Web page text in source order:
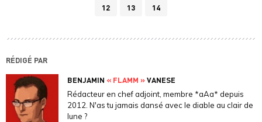
12
13 14
RÉDIGÉ PAR
BENJAMIN « FLAMM »VANESE
Rédacteur en chef adjoint, membre *aAa* depuis
2012. N'as tu jamais dansé avec le diable au clair de
lune ?